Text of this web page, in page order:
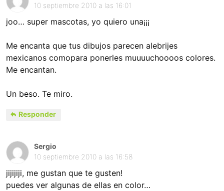
10 septiembre 2010 a las 16:01
joo… super mascotas, yo quiero una¡¡¡
Me encanta que tus dibujos parecen alebrijes
mexicanos comopara ponerles muuuuchoooos colores.
Me encantan.
Un beso. Te miro.
Responder
Sergio
10 septiembre 2010 a las 16:58
jijijiji, me gustan que te gusten!
puedes ver algunas de ellas en color…